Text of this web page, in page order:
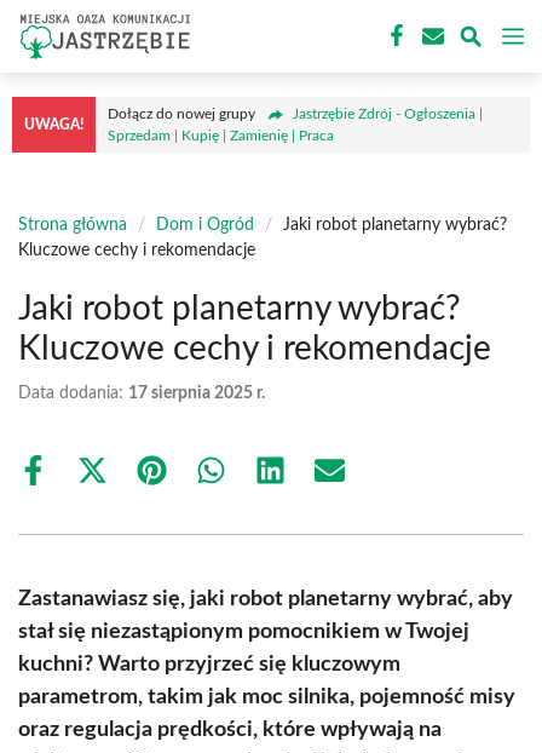
Przejdź
treści
UWAGA!
Dołącz do nowej grupy
Jastrzębie Zdrój - Ogłoszenia |
Sprzedam | Kupię | Zamienię | Praca
Strona główna / Dom i Ogród /
Jaki robot planetarny wybrać?
Kluczowe cechy i rekomendacje
Jaki robot planetarny wybrać?
Kluczowe cechy i rekomendacje
Data dodania: 17 sierpnia 2025 r.
Share
Share
(Twitter)
Share Share Share Share
Zastanawiasz się, jaki robot planetarny wybrać, aby
stał się niezastąpionym pomocnikiem w Twojej
kuchni? Warto przyjrzeć się kluczowym
parametrom, takim jak moc silnika, pojemność misy
oraz regulacja prędkości, które wpływają na